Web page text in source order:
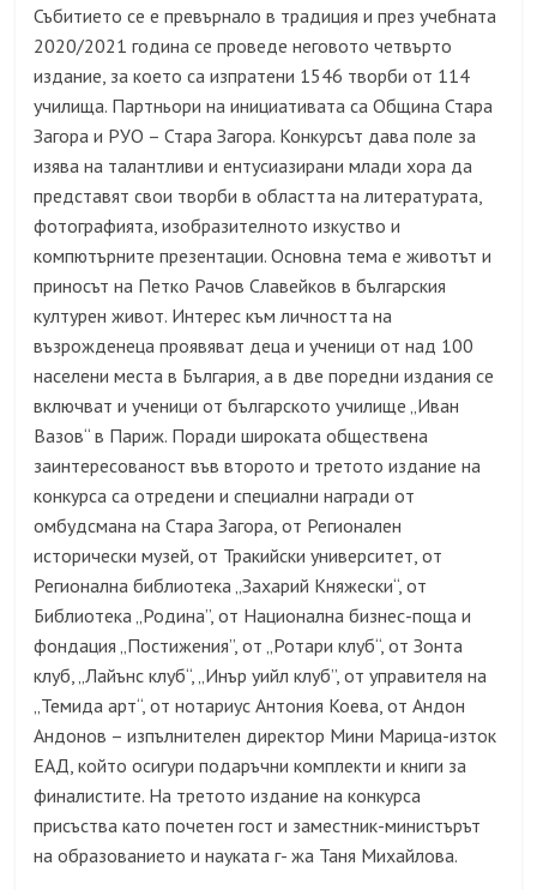
Събитието се е превърнало в традиция и през учебната
2020/2021 година се проведе неговото четвърто
издание, за което са изпратени 1546 творби от 114
училища. Партньори на инициативата са Община Стара
Загора и РУО – Стара Загора. Конкурсът дава поле за
изява на талантливи и ентусиазирани млади хора да
представят свои творби в областта на литературата,
фотографията, изобразителното изкуство и
компютърните презентации. Основна тема е животът и
приносът на Петко Рачов Славейков в българския
културен живот. Интерес към личността на
възрожденеца проявяват деца и ученици от над 100
населени места в България, а в две поредни издания се
включват и ученици от българското училище „Иван
Вазов“ в Париж. Поради широката обществена
заинтересованост във второто и третото издание на
конкурса са отредени и специални награди от
омбудсмана на Стара Загора, от Регионален
исторически музей, от Тракийски университет, от
Регионална библиотека „Захарий Княжески“, от
Библиотека „Родина”, от Национална бизнес-поща и
фондация „Постижения”, от „Ротари клуб“, от Зонта
клуб, „Лайънс клуб“, „Инър уийл клуб”, от управителя на
„Темида арт“, от нотариус Антония Коева, от Андон
Андонов – изпълнителен директор Мини Марица-изток
ЕАД, който осигури подаръчни комплекти и книги за
финалистите. На третото издание на конкурса
присъства като почетен гост и заместник-министърът
на образованието и науката г- жа Таня Михайлова.